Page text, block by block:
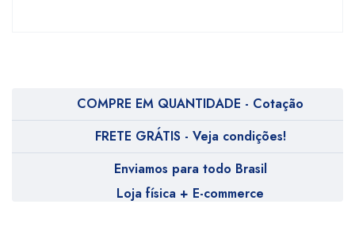
COMPRE EM QUANTIDADE - Cotação
FRETE GRÁTIS - Veja condições!
Enviamos para todo Brasil
Loja física + E-commerce